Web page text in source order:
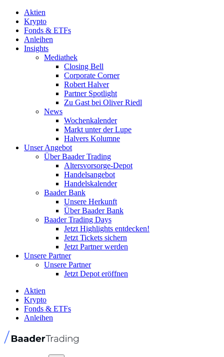
Aktien
Krypto
Fonds & ETFs
Anleihen
Insights
Mediathek
Closing Bell
Corporate Corner
Robert Halver
Partner Spotlight
Zu Gast bei Oliver Riedl
News
Wochenkalender
Markt unter der Lupe
Halvers Kolumne
Unser Angebot
Über Baader Trading
Altersvorsorge-Depot
Handelsangebot
Handelskalender
Baader Bank
Unsere Herkunft
Über Baader Bank
Baader Trading Days
Jetzt Highlights entdecken!
Jetzt Tickets sichern
Jetzt Partner werden
Unsere Partner
Unsere Partner
Jetzt Depot eröffnen
Aktien
Krypto
Fonds & ETFs
Anleihen